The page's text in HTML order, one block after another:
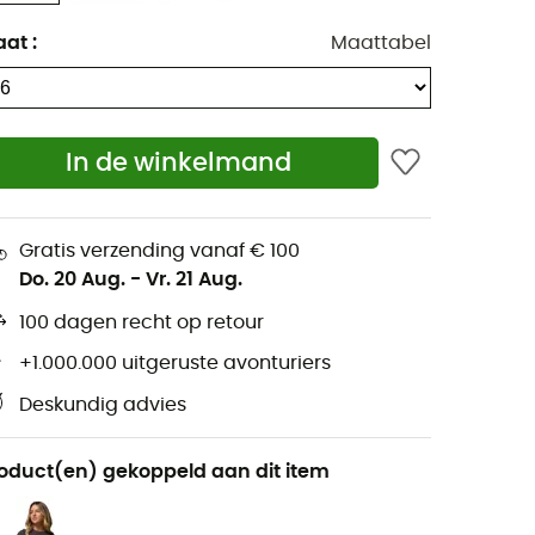
: Maattabel
In de winkelmand
Gratis verzending vanaf € 100
Do. 20 Aug. - Vr. 21 Aug.
100 dagen recht op retour
+1.000.000 uitgeruste avonturiers
Deskundig advies
gekoppeld aan dit item